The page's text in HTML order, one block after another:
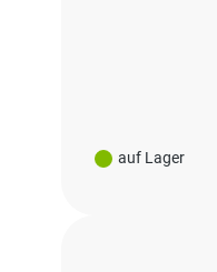
auf Lager